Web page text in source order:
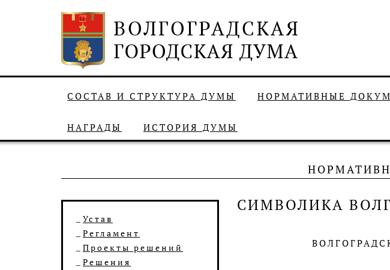
СОСТАВ И СТРУКТУРА ДУМЫ НОРМАТИВНЫЕ
НАГРАДЫ ИСТОРИЯ ДУМЫ
Устав
Регламент
Проекты решений
Решения
СИМВОЛИКА